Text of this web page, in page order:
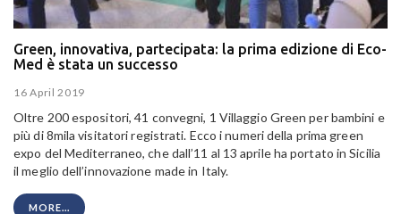
Green, innovativa, partecipata: la prima edizione di Eco-
Med è stata un successo
16 April 2019
Oltre 200 espositori, 41 convegni, 1 Villaggio Green per bambini e
più di 8mila visitatori registrati. Ecco i numeri della prima green
expo del Mediterraneo, che dall’11 al 13 aprile ha portato in Sicilia
il meglio dell’innovazione made in Italy.
MORE...